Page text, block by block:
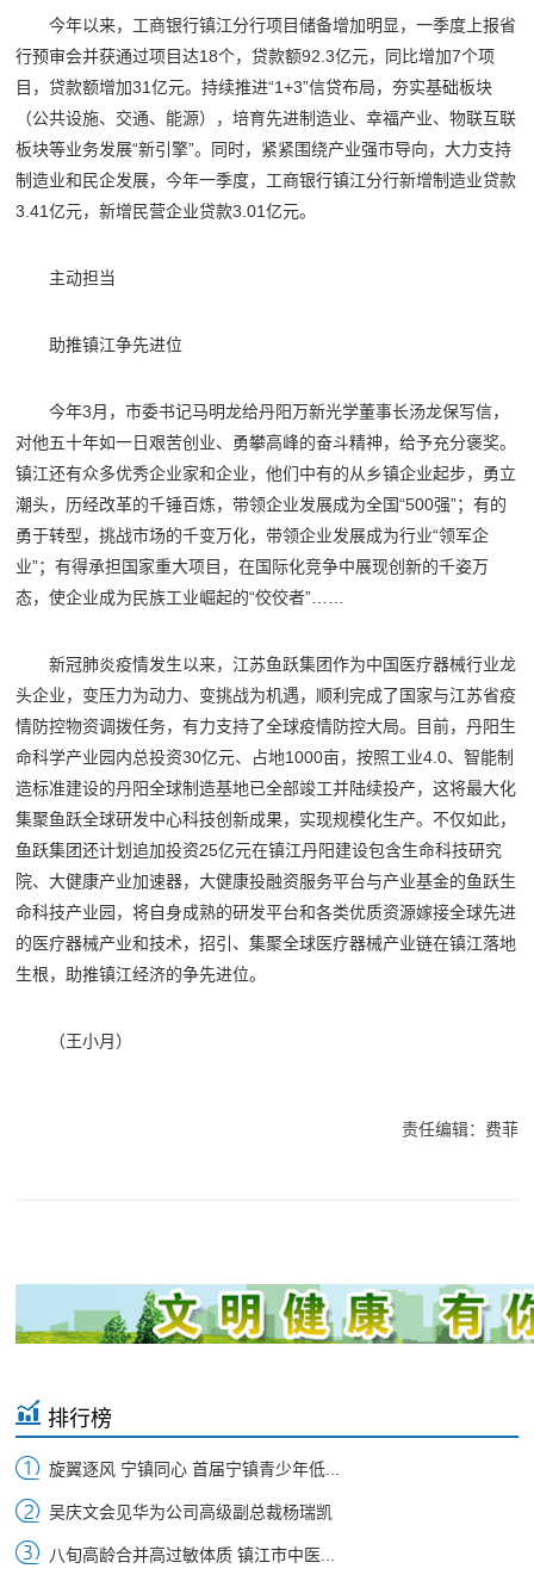
今年以来，工商银行镇江分行项目储备增加明显，一季度上报省
行预审会并获通过项目达18个，贷款额92.3亿元，同比增加7个项
目，贷款额增加31亿元。持续推进“1+3”信贷布局，夯实基础板块
（公共设施、交通、能源），培育先进制造业、幸福产业、物联互联
板块等业务发展“新引擎”。同时，紧紧围绕产业强市导向，大力支持
制造业和民企发展，今年一季度，工商银行镇江分行新增制造业贷款
3.41亿元，新增民营企业贷款3.01亿元。
主动担当
助推镇江争先进位
今年3月，市委书记马明龙给丹阳万新光学董事长汤龙保写信，
对他五十年如一日艰苦创业、勇攀高峰的奋斗精神，给予充分褒奖。
镇江还有众多优秀企业家和企业，他们中有的从乡镇企业起步，勇立
潮头，历经改革的千锤百炼，带领企业发展成为全国“500强”；有的
勇于转型，挑战市场的千变万化，带领企业发展成为行业“领军企
业”；有得承担国家重大项目，在国际化竞争中展现创新的千姿万
态，使企业成为民族工业崛起的“佼佼者”……
新冠肺炎疫情发生以来，江苏鱼跃集团作为中国医疗器械行业龙
头企业，变压力为动力、变挑战为机遇，顺利完成了国家与江苏省疫
情防控物资调拨任务，有力支持了全球疫情防控大局。目前，丹阳生
命科学产业园内总投资30亿元、占地1000亩，按照工业4.0、智能制
造标准建设的丹阳全球制造基地已全部竣工并陆续投产，这将最大化
集聚鱼跃全球研发中心科技创新成果，实现规模化生产。不仅如此，
鱼跃集团还计划追加投资25亿元在镇江丹阳建设包含生命科技研究
院、大健康产业加速器，大健康投融资服务平台与产业基金的鱼跃生
命科技产业园，将自身成熟的研发平台和各类优质资源嫁接全球先进
的医疗器械产业和技术，招引、集聚全球医疗器械产业链在镇江落地
生根，助推镇江经济的争先进位。
（王小月）
责任编辑：费菲
排行榜
旋翼逐风 宁镇同心 首届宁镇青少年低...
吴庆文会见华为公司高级副总裁杨瑞凯
八旬高龄合并高过敏体质 镇江市中医...